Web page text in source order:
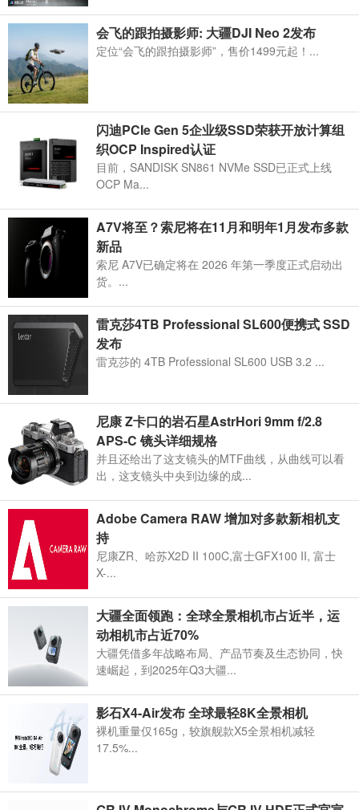
会飞的跟拍摄影师: 大疆DJI Neo 2发布
定位“会飞的跟拍摄影师”，售价1499元起！...
闪迪PCIe Gen 5企业级SSD荣获开放计算组
织OCP Inspired认证
目前，SANDISK SN861 NVMe SSD已正式上线
OCP Ma...
A7V将至？索尼将在11月和明年1月发布多款
新品
索尼 A7V已确定将在 2026 年第一季度正式启动出
货。...
雷克莎4TB Professional SL600便携式 SSD
发布
雷克莎的 4TB Professional SL600 USB 3.2 ...
尼康 Z卡口的岩石星AstrHori 9mm f/2.8
APS-C 镜头详细规格
并且还给出了这支镜头的MTF曲线，从曲线可以看
出，这支镜头中央到边缘的成...
Adobe Camera RAW 增加对多款新相机支
持
尼康ZR、哈苏X2D II 100C,富士GFX100 II, 富士
X-...
大疆全面领跑：全球全景相机市占近半，运
动相机市占近70%
大疆凭借多年战略布局、产品节奏及生态协同，快
速崛起，到2025年Q3大疆...
影石X4-Air发布 全球最轻8K全景相机
裸机重量仅165g，较旗舰款X5全景相机减轻
17.5%...